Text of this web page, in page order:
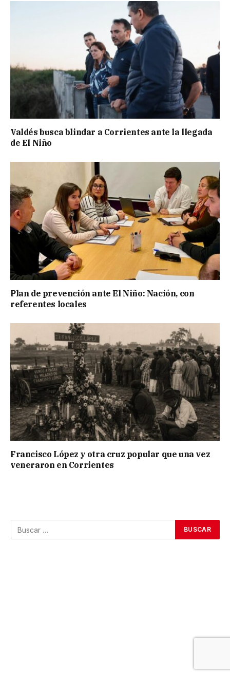
Valdés busca blindar a Corrientes ante la llegada
de El Niño
Plan de prevención ante El Niño: Nación, con
referentes locales
Francisco López y otra cruz popular que una vez
veneraron en Corrientes